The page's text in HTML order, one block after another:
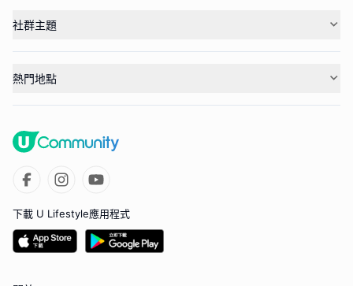
社群主題
熱門地點
下載 U Lifestyle應用程式